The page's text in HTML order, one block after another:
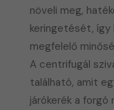
növeli meg,
keringetését,
megfelelő
A centrifugál
található, amit
járókerék a